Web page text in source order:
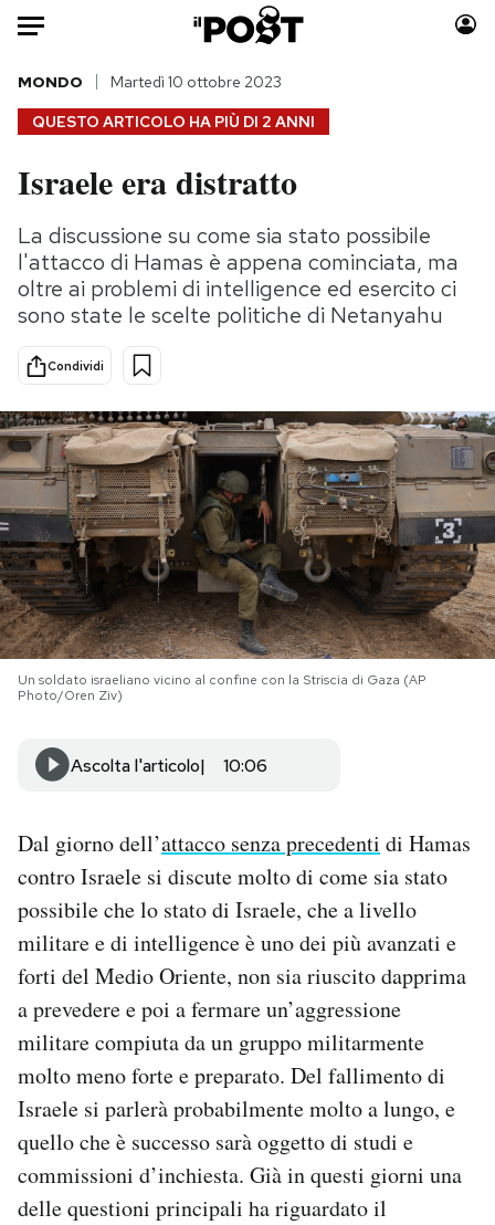
Auto
HOME
Italia
Politica
Tecnologia
Internet
Scienza
Cultura
Economia
Sport
Moda
Consumismi
Storie/Idee
Ok Boomer!
Altrecose
Mondiali calcio 2026
PODCAST
NEWSLETTER
I MIEI PREFERITI
SHOP
AREA PERSONALE
Area Personale
Newsletter
Notifiche mobile
Regala il Post
Hai bisogno di aiuto?
QUESTO ARTICOLO HA PIÙ DI 2 ANNI
MONDO Martedì 10 ottobre 2023
Israele era distratto
La discussione su come sia stato possibile
l'attacco di Hamas è appena cominciata, ma
oltre ai problemi di intelligence ed esercito ci
sono state le scelte politiche di Netanyahu
Condividi
Un soldato israeliano vicino al confine con la Striscia di Gaza (AP
Photo/Oren Ziv)
Ascolta l'articolo 10:06
Dal giorno dell’attacco senza precedenti di Hamas
contro Israele si discute molto di come sia stato
possibile che lo stato di Israele, che a livello
militare e di intelligence è uno dei più avanzati e
forti del Medio Oriente, non sia riuscito dapprima
a prevedere e poi a fermare un’aggressione
militare compiuta da un gruppo militarmente
molto meno forte e preparato. Del fallimento di
Israele si parlerà probabilmente molto a lungo, e
quello che è successo sarà oggetto di studi e
commissioni d’inchiesta. Già in questi giorni una
delle questioni principali ha riguardato il